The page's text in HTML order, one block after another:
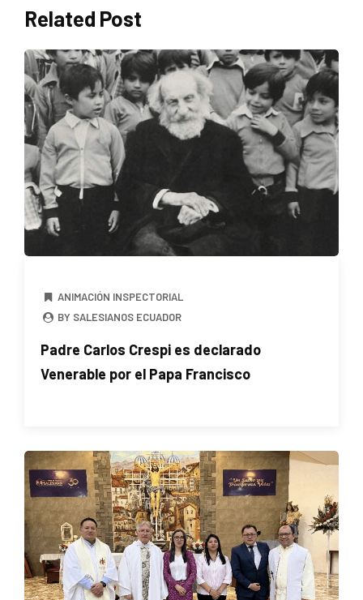
Related Post
ANIMACIÓN INSPECTORIAL
BY SALESIANOS ECUADOR
Padre Carlos Crespi es declarado
Venerable por el Papa Francisco